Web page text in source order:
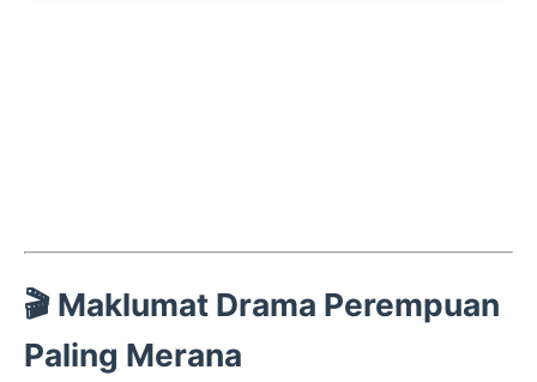
🎬 Maklumat Drama Perempuan
Paling Merana